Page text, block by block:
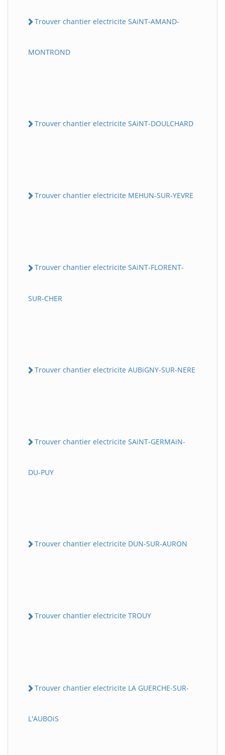
Trouver chantier electricite SAiNT-AMAND-
MONTROND
Trouver chantier electricite SAiNT-DOULCHARD
Trouver chantier electricite MEHUN-SUR-YEVRE
Trouver chantier electricite SAiNT-FLORENT-
SUR-CHER
Trouver chantier electricite AUBiGNY-SUR-NERE
Trouver chantier electricite SAiNT-GERMAiN-
DU-PUY
Trouver chantier electricite DUN-SUR-AURON
Trouver chantier electricite TROUY
Trouver chantier electricite LA GUERCHE-SUR-
L'AUBOiS